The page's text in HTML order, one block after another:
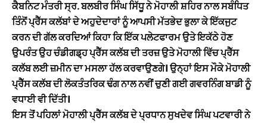
ਕੈਬਨਿਟ ਮੰਤਰੀ ਸ੍ਰ. ਬਲਬੀਰ ਸਿੰਘ ਸਿੱਧੂ ਨੇ ਮੋਹਾਲੀ ਸ਼ਹਿਰ ਨਾਲ ਸਬੰਧਿਤ
ਤਿੰਨੋਂ ਪ੍ਰੈੱਸ ਕਲੱਬਾਂ ਦੇ ਅਹੁਦੇਦਾਰਾਂ ਨੂੰ ਆਪਸੀ ਮੱਤਭੇਦ ਭੁਲਾ ਕੇ ਇੱਕਜੁਟ
ਕਰਨ ਦੀ ਗੱਲ ਕਰਦਿਆਂ ਕਿਹਾ ਕਿ ਇੱਕ ਪਲੇਟਫਾਰਮ ਉਤੇ ਇਕੱਠੇ ਹੋਣ
ਉਪਰੰਤ ਉਹ ਚੰਡੀਗਡ਼੍ਹ ਪ੍ਰੈੱਸ ਕਲੱਬ ਦੀ ਤਰਜ਼ ਉਤੇ ਮੋਹਾਲੀ ਵਿੱਚ ਪ੍ਰੈੱਸ
ਕਲੱਬ ਲਈ ਜ਼ਮੀਨ ਦਾ ਮਸਲਾ ਹੱਲ ਕਰਵਾਉਣਗੇ। ਉਨ੍ਹਾਂ ਇਸ ਮੌਕੇ ਮੋਹਾਲੀ
ਪ੍ਰੈੱਸ ਕਲੱਬ ਦੀ ਲੋਕਤੰਤਰਿਕ ਢੰਗ ਨਾਲ ਨਵੀਂ ਚੁਣੀ ਗਈ ਗਵਰਨਿੰਗ ਬਾਡੀ ਨੂੰ
ਵਧਾਈ ਵੀ ਦਿੱਤੀ।
ਇਸ ਤੋਂ ਪਹਿਲਾਂ ਮੋਹਾਲੀ ਪ੍ਰੈੱਸ ਕਲੱਬ ਦੇ ਪ੍ਰਧਾਨ ਸੁਖਦੇਵ ਸਿੰਘ ਪਟਵਾਰੀ ਨੇ